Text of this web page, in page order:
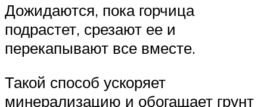
Дожидаются, пока горчица
подрастет, срезают ее и
перекапывают все вместе.
Такой способ ускоряет
минерализацию и обогащает грунт